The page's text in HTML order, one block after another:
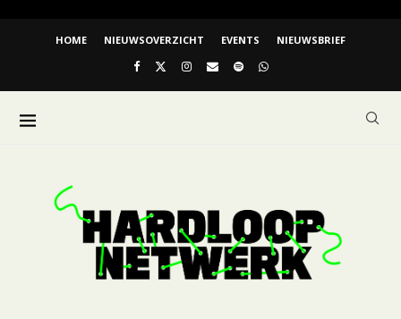
HOME NIEUWSOVERZICHT EVENTS NIEUWSBRIEF